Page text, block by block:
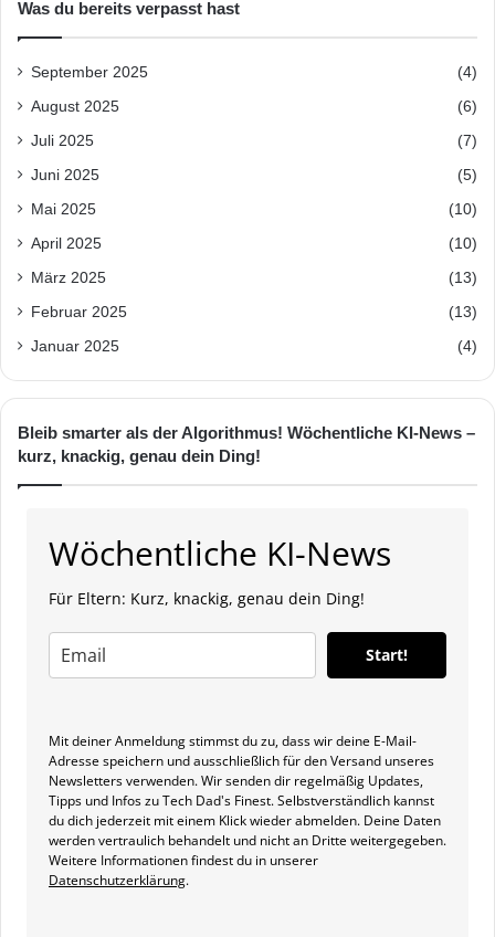
Was du bereits verpasst hast
September 2025 (4)
August 2025 (6)
Juli 2025 (7)
Juni 2025 (5)
Mai 2025 (10)
April 2025 (10)
März 2025 (13)
Februar 2025 (13)
Januar 2025 (4)
Bleib smarter als der Algorithmus! Wöchentliche KI-News –
kurz, knackig, genau dein Ding!
Wöchentliche KI-News
Für Eltern: Kurz, knackig, genau dein Ding!
Start!
Mit deiner Anmeldung stimmst du zu, dass wir deine E-Mail-
Adresse speichern und ausschließlich für den Versand unseres
Newsletters verwenden. Wir senden dir regelmäßig Updates,
Tipps und Infos zu Tech Dad's Finest. Selbstverständlich kannst
du dich jederzeit mit einem Klick wieder abmelden. Deine Daten
werden vertraulich behandelt und nicht an Dritte weitergegeben.
Weitere Informationen findest du in unserer
Datenschutzerklärung.